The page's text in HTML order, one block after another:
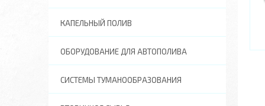
КАПЕЛЬНЫЙ ПОЛИВ
ОБОРУДОВАНИЕ ДЛЯ АВТОПОЛИВА
СИСТЕМЫ ТУМАНООБРАЗОВАНИЯ